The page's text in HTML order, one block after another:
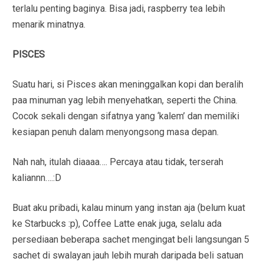
terlalu penting baginya. Bisa jadi, raspberry tea lebih
menarik minatnya.
PISCES
Suatu hari, si Pisces akan meninggalkan kopi dan beralih
paa minuman yag lebih menyehatkan, seperti the China.
Cocok sekali dengan sifatnya yang ‘kalem’ dan memiliki
kesiapan penuh dalam menyongsong masa depan.
Nah nah, itulah diaaaa…. Percaya atau tidak, terserah
kaliannn….:D
Buat aku pribadi, kalau minum yang instan aja (belum kuat
ke Starbucks :p), Coffee Latte enak juga, selalu ada
persediaan beberapa sachet mengingat beli langsungan 5
sachet di swalayan jauh lebih murah daripada beli satuan